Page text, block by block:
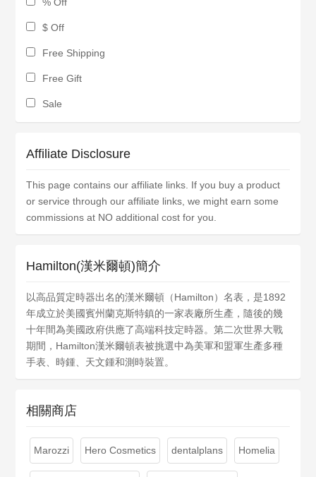
$ Off
Free Shipping
Free Gift
Sale
Affiliate Disclosure
This page contains our affiliate links. If you buy a product
or service through our affiliate links, we might earn some
commissions at NO additional cost for you.
Hamilton(漢米爾頓)簡介
以高品質定時器出名的漢米爾頓（Hamilton）名表，是1892
年成立於美國賓州蘭克斯特鎮的一家表廠所生產，隨後的幾
十年間為美國政府供應了高端科技定時器。第二次世界大戰
期間，Hamilton漢米爾頓表被挑選中為美軍和盟軍生產多種
手表、時鍾、天文鍾和測時裝置。
相關商店
Marozzi Hero Cosmetics dentalplans Homelia